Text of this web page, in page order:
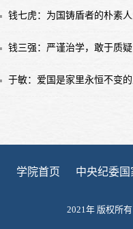
钱七虎：为国铸盾者的朴素
钱三强：严谨治学，敢于质疑
于敏：爱国是家里永恒不变
学院首页 中央纪委
2021年 版权所